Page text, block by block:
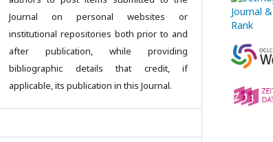
Journal on personal websites or
institutional repositories both prior to and
after publication, while providing
bibliographic details that credit, if
applicable, its publication in this Journal.